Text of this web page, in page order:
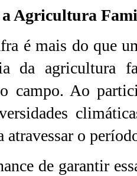
a Agricultura
é mais do que
da agricultura
campo. Ao
atravessar o
de garantir